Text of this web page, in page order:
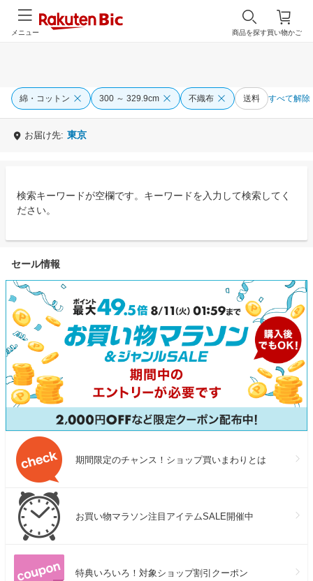
買い物かご
商品を探す
メニュー
綿・コットン 300 ～ 329.9cm 不織布 送料 すべて解除
お届け先: 東京
検索キーワードが空欄です。キーワードを入力して検索してく
ださい。
セール情報
期間限定のチャンス！ショップ買いまわりとは
お買い物マラソン注目アイテムSALE開催中
特典いろいろ！対象ショップ割引クーポン